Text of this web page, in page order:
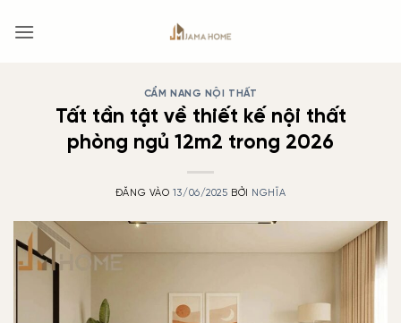
qua
CẨM NANG NỘI THẤT
Tất tần tật về thiết kế nội thất
phòng ngủ 12m2 trong 2026
ĐĂNG VÀO 13/06/2025 BỞI NGHĨA